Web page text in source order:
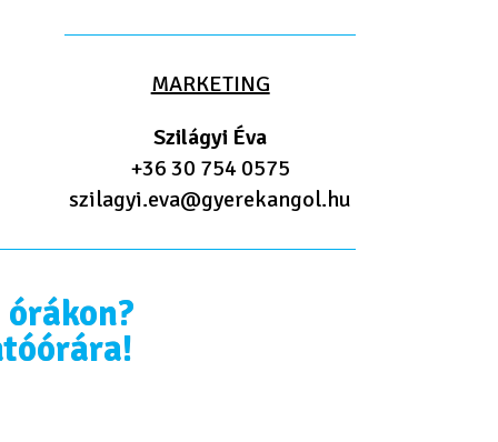
MARKETING
Szilágyi Éva
+36 30 754 0575
szilagyi.eva@gyerekangol.hu